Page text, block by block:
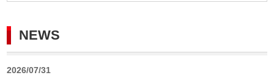
NEWS
2026/07/31